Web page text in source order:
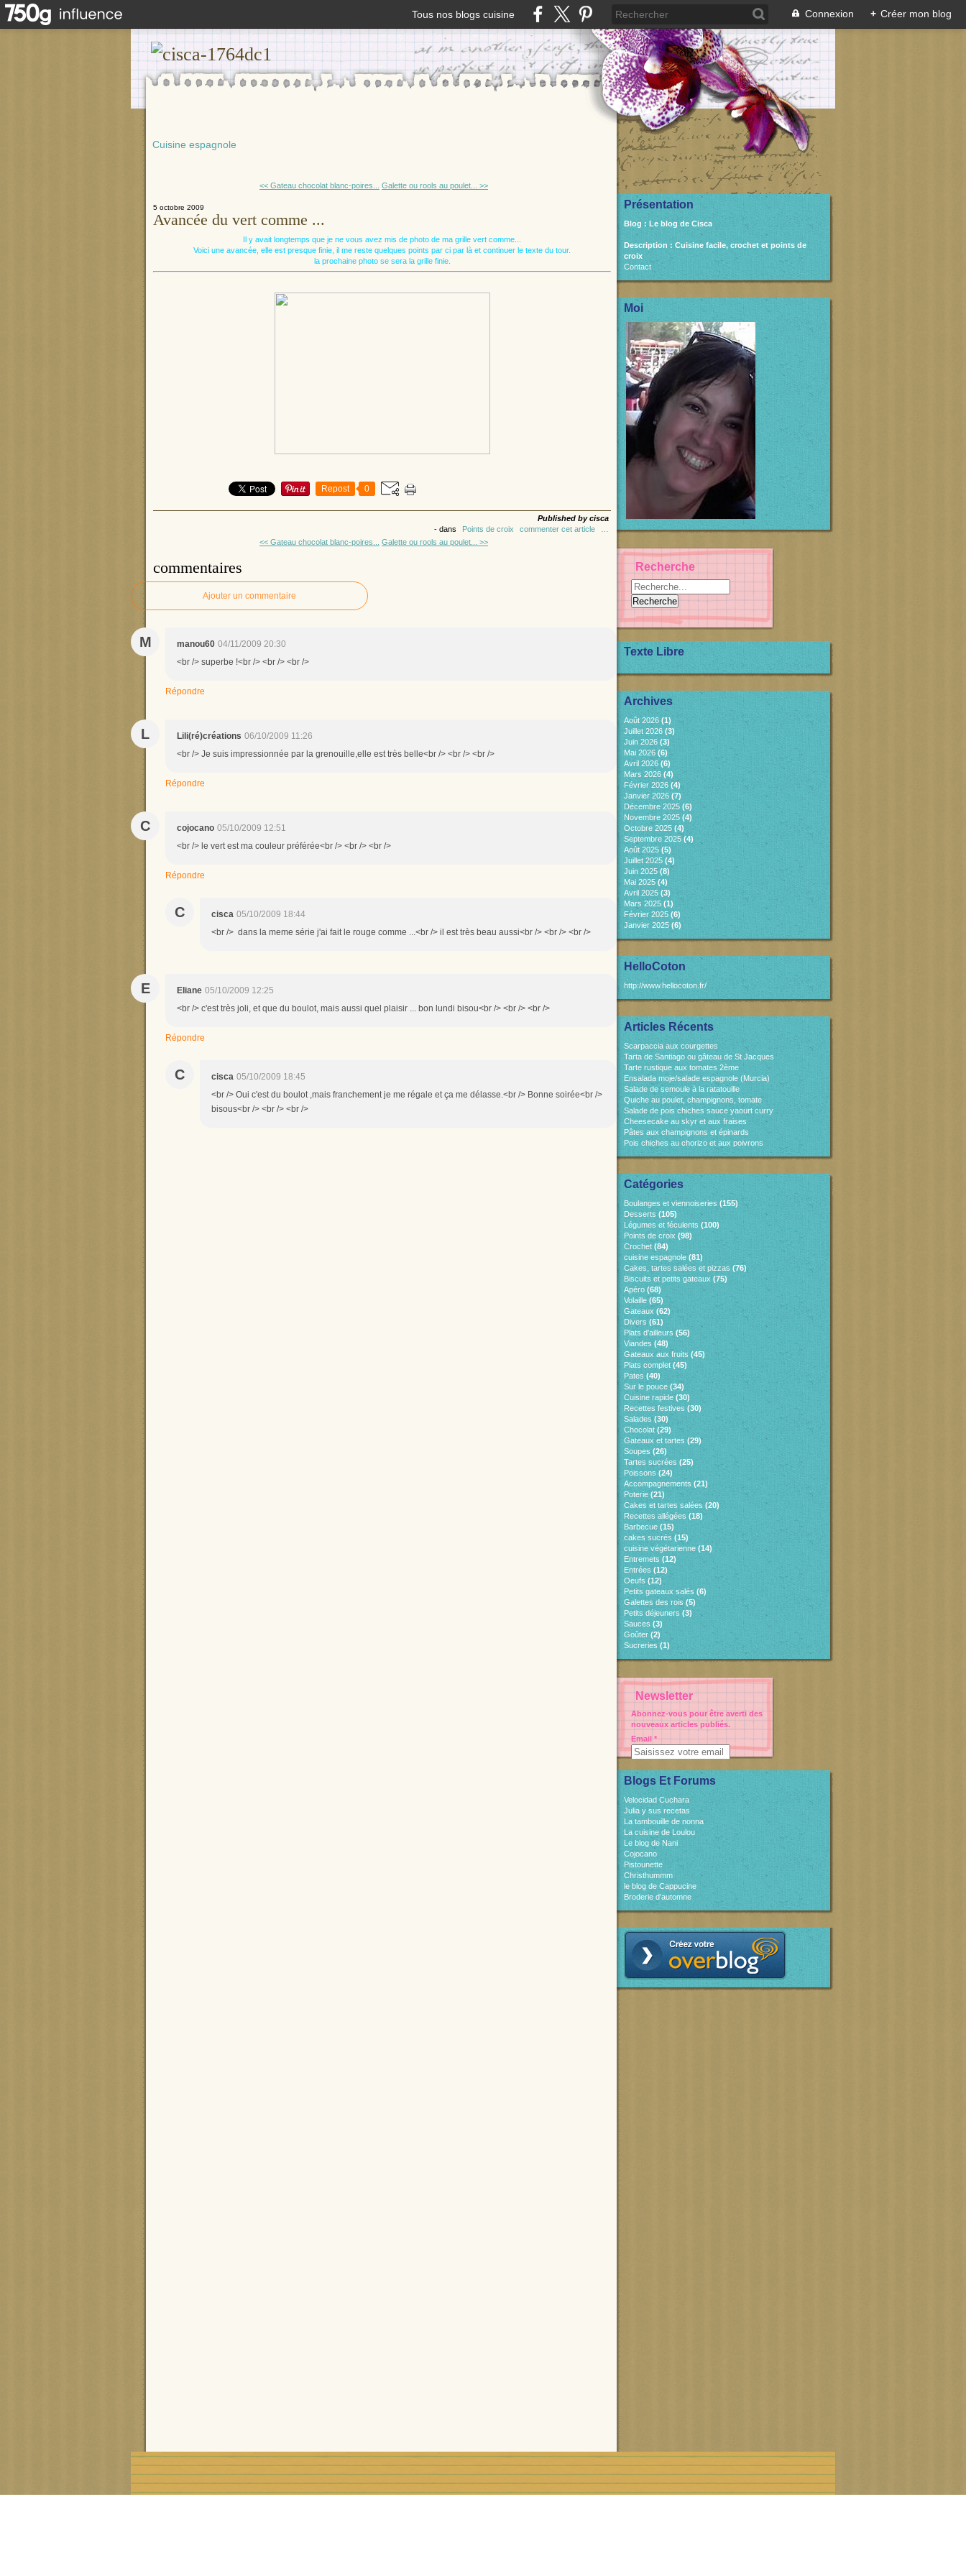
Tous nos blogs cuisine Connexion + Créer mon blog
Cuisine espagnole
<< Gateau chocolat blanc-poires... Galette ou rools au poulet... >>
5 octobre 2009
Avancée du vert comme ...
Il y avait longtemps que je ne vous avez mis de photo de ma grille vert comme...
Voici une avancée, elle est presque finie, il me reste quelques points par ci par là et continuer le texte du tour.
la prochaine photo se sera la grille finie.
Repost 0
Published by cisca
- dans Points de croix commenter cet article
<< Gateau chocolat blanc-poires...
Galette ou rools au poulet... >>
commentaires
Ajouter un commentaire
M manou60 04/11/2009 20:30
<br /> superbe !<br /> <br /> <br />
Répondre
L Lili(ré)créations 06/10/2009 11:26
<br /> Je suis impressionnée par la grenouille,elle est très belle<br /> <br /> <br />
Répondre
C cojocano 05/10/2009 12:51
<br /> le vert est ma couleur préférée<br /> <br /> <br />
Répondre
C cisca 05/10/2009 18:44
<br /> dans la meme série j'ai fait le rouge comme ...<br /> il est très beau aussi<br /> <br /> <br />
E Eliane 05/10/2009 12:25
<br /> c'est très joli, et que du boulot, mais aussi quel plaisir ... bon lundi bisou<br /> <br /> <br />
Répondre
C cisca 05/10/2009 18:45
<br /> Oui c'est du boulot ,mais franchement je me régale et ça me délasse.<br /> Bonne soirée<br />
bisous<br /> <br /> <br />
Présentation
Blog : Le blog de Cisca
Description : Cuisine facile, crochet et points de
croix
Contact
Moi
Recherche
Texte Libre
Archives
Août 2026(1)
Juillet 2026 (3)
Juin 2026 (3)
Mai 2026 (6)
Avril 2026 (6)
Mars 2026 (4)
Février 2026(4)
Janvier 2026 (7)
Décembre 2025 (6)
Novembre 2025 (4)
Octobre 2025 (4)
Septembre 2025(4)
Août 2025 (5)
Juillet 2025 (4)
Juin 2025(8)
Mai 2025 (4)
Avril 2025 (3)
Mars 2025 (1)
Février 2025 (6)
Janvier 2025 (6)
HelloCoton
http://www.hellocoton.fr/
Articles Récents
Scarpaccia aux courgettes
Tarta de Santiago ou gâteau de St Jacques
Tarte rustique aux tomates 2ème
Ensalada moje/salade espagnole (Murcia)
Salade de semoule à la ratatouille
Quiche au poulet, champignons, tomate
Salade de pois chiches sauce yaourt curry
Cheesecake au skyr et aux fraises
Pâtes aux champignons et épinards
Pois chiches au chorizo et aux poivrons
Catégories
Boulanges et viennoiseries (155)
Desserts (105)
Légumes et féculents (100)
Points de croix (98)
Crochet(84)
cuisine espagnole (81)
Cakes, tartes salées et pizzas (76)
Biscuits et petits gateaux (75)
Apéro (68)
Volaille (65)
Gateaux (62)
Divers (61)
Plats d'ailleurs (56)
Viandes (48)
Gateaux aux fruits (45)
Plats complet(45)
Pates (40)
Sur le pouce (34)
Cuisine rapide (30)
Recettes festives (30)
Salades(30)
Chocolat (29)
Gateaux et tartes (29)
Soupes (26)
Tartes sucrées (25)
Poissons(24)
Accompagnements (21)
Poterie (21)
Cakes et tartes salées (20)
Recettes allégées (18)
Barbecue (15)
cakes sucrés (15)
cuisine végétarienne (14)
Entremets (12)
Entrées (12)
Oeufs (12)
Petits gateaux salés (6)
Galettes des rois (5)
Petits déjeuners (3)
Sauces (3)
Goûter(2)
Sucreries (1)
Newsletter
Abonnez-vous pour être averti des
nouveaux articles publiés.
Email
Blogs Et Forums
Velocidad Cuchara
Julia y sus recetas
La tambouille de nonna
La cuisine de Loulou
Le blog de Nani
Cojocano
Pistounette
Christhummm
le blog de Cappucine
Broderie d'automne